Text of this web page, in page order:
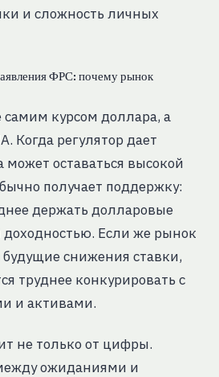
и сложность личных
ФРС: почему рынок
курсом доллара, а
Когда регулятор дает
может оставаться высокой
получает поддержку:
держать долларовые
Если же рынок
снижения ставки,
труднее конкурировать с
и активами.
не только от цифры.
ожиданиями и